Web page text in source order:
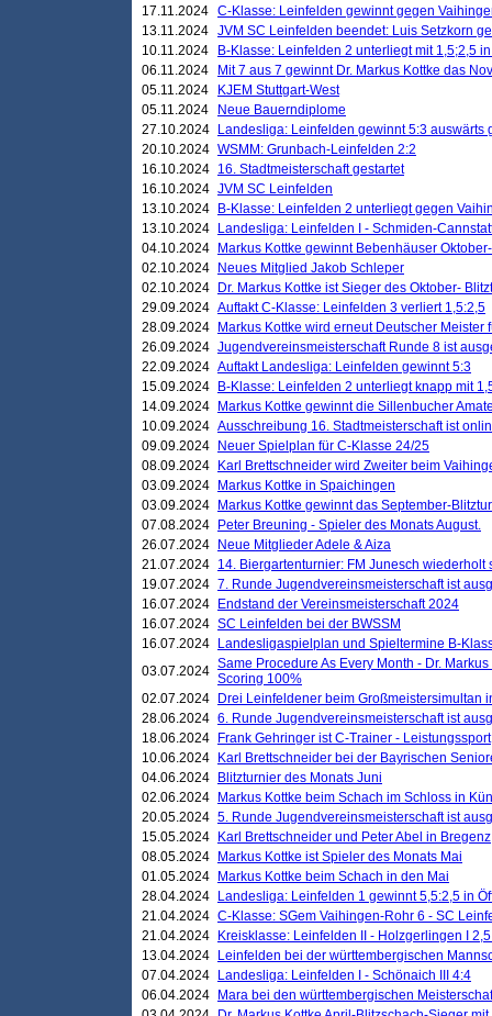
17.11.2024 C-Klasse: Leinfelden gewinnt gegen
13.11.2024 JVM SC Leinfelden beendet: Luis Setzkorn
10.11.2024
B-Klasse: Leinfelden 2 unterliegt mit 1,5;2,5
06.11.2024
Mit 7 aus 7 gewinnt Dr. Markus Kottke das
05.11.2024
KJEM Stuttgart-West
05.11.2024
Neue Bauerndiplome
27.10.2024
Landesliga: Leinfelden gewinnt 5:3 auswärts
20.10.2024 WSMM: Grunbach-Leinfelden 2:2
16.10.2024 16. Stadtmeisterschaft gestartet
16.10.2024 JVM SC Leinfelden
13.10.2024
B-Klasse: Leinfelden 2 unterliegt gegen
13.10.2024
Landesliga: Leinfelden I - Schmiden-
04.10.2024
Markus Kottke gewinnt Bebenhäuser
02.10.2024
Neues Mitglied Jakob Schleper
02.10.2024
Dr. Markus Kottke ist Sieger des Oktober-
29.09.2024 Auftakt C-Klasse: Leinfelden 3 verliert 1,5:2,5
28.09.2024
Markus Kottke wird erneut Deutscher Meister
26.09.2024 Jugendvereinsmeisterschaft Runde 8 ist
22.09.2024 Auftakt Landesliga: Leinfelden gewinnt 5:3
15.09.2024
B-Klasse: Leinfelden 2 unterliegt knapp mit
14.09.2024
Markus Kottke gewinnt die Sillenbucher
10.09.2024 Ausschreibung 16. Stadtmeisterschaft ist
09.09.2024
Neuer Spielplan für C-Klasse 24/25
08.09.2024
Karl Brettschneider wird Zweiter beim
03.09.2024
Markus Kottke in Spaichingen
03.09.2024
Markus Kottke gewinnt das September-
07.08.2024
Peter Breuning - Spieler des Monats August.
26.07.2024
Neue Mitglieder Adele & Aiza
21.07.2024 14. Biergartenturnier: FM Junesch wiederholt
19.07.2024 7. Runde Jugendvereinsmeisterschaft ist
16.07.2024
Endstand der Vereinsmeisterschaft 2024
16.07.2024 SC Leinfelden bei der BWSSM
16.07.2024
Landesligaspielplan und Spieltermine B-
03.07.2024 Same Procedure As Every Month - Dr.
Scoring 100%
02.07.2024
Drei Leinfeldener beim Großmeistersimultan
28.06.2024 6. Runde Jugendvereinsmeisterschaft ist
18.06.2024
Frank Gehringer ist C-Trainer - Leistungssport
10.06.2024
Karl Brettschneider bei der Bayrischen
04.06.2024
Blitzturnier des Monats Juni
02.06.2024
Markus Kottke beim Schach im Schloss in
20.05.2024 5. Runde Jugendvereinsmeisterschaft ist
15.05.2024
Karl Brettschneider und Peter Abel in Bregenz
08.05.2024
Markus Kottke ist Spieler des Monats Mai
01.05.2024
Markus Kottke beim Schach in den Mai
28.04.2024
Landesliga: Leinfelden 1 gewinnt 5,5:2,5 in
21.04.2024 C-Klasse: SGem Vaihingen-Rohr 6 - SC
21.04.2024
Kreisklasse: Leinfelden II - Holzgerlingen I
13.04.2024
Leinfelden bei der württembergischen
07.04.2024
Landesliga: Leinfelden I - Schönaich III 4:4
06.04.2024
Mara bei den württembergischen